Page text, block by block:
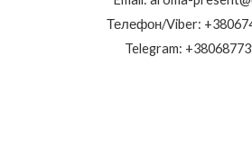
Телефон/Viber:
Telegram: